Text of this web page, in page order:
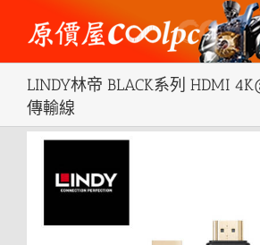
content
LINDY林帝 BLACK系列 HDMI
傳輸線
View
Larger
Image